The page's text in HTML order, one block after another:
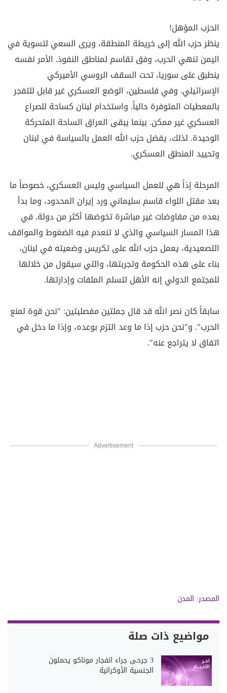
الحزب المؤهل!
ينظر حزب الله إلى خريطة المنطقة، ويرى السعي لتسوية في
اليمن تنهي الحرب، وفق تقاسم لمناطق النفوذ. الأمر نفسه
ينطبق على سوريا، تحت السقف الروسي الأميركي
الإسرائيلي. وفي فلسطين، الوضع العسكري غير قابل للتفجر
بالمعطيات المتوفرة حالياً. واستخدام لبنان كساحة للصراع
العسكري غير ممكن. بينما يبقى العراق الساحة المتحركة
الوحيدة. لذلك، يفضل حزب الله العمل بالسياسة في لبنان
وتحييد المنطق العسكري.
المرحلة إذاً هي للعمل السياسي وليس العسكري، خصوصاً ما
بعد مقتل اللواء قاسم سليماني ورد إيران المحدود، وما بدأ
بعده من مفاوضات غير مباشرة تخوضها أكثر من دولة. في
هذا المسار السياسي والذي لا تنعدم فيه الضغوط والمواقف
التصعيدية، يعمل حزب الله على تكريس وضعيته في لبنان،
بناء على هذه الحكومة وتجربتها، والتي سيقول من خلالها
للمجتمع الدولي إنه الأهل لتسلم الملفات وإدارتها.
سابقاً كان نصر الله قد قال جملتين مفصليتين: "نحن قوة لمنع
الحرب". و"نحن حزب إذا ما وعد التزم بوعده، وإذا ما دخل في
اتفاق لا يتراجع عنه".
Advertisement
المصدر: المدن
مواضيع ذات صلة
3 جرحى جراء انفجار موناكو يحملون
الجنسية الأوكرانية